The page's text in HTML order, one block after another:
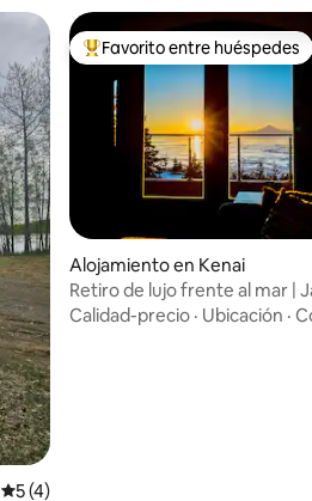
Calificación promedio: 5 de 5, 4
5 (4)
Favorito entre huéspedes
Favorito entre huéspedes
Alojamiento en Kenai
Retiro de lujo frente al mar |
vistas al volcán
Calidad-precio · Ubicación ·